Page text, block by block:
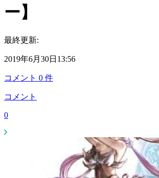
ー】
最終更新:
2019年6月30日13:56
コメント 0 件
コメント
0